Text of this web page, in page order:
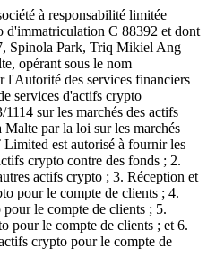
à responsabilité limitée
d'immatriculation C 88392 et dont
Spinola Park, Triq Mikiel Ang
opérant sous le nom
l'Autorité des services financiers
services d'actifs crypto
sur les marchés des actifs
par la loi sur les marchés
est autorisé à fournir les
crypto contre des fonds ; 2.
actifs crypto ; 3. Réception et
pour le compte de clients ; 4.
le compte de clients ; 5.
pour le compte de clients ; et 6.
crypto pour le compte de